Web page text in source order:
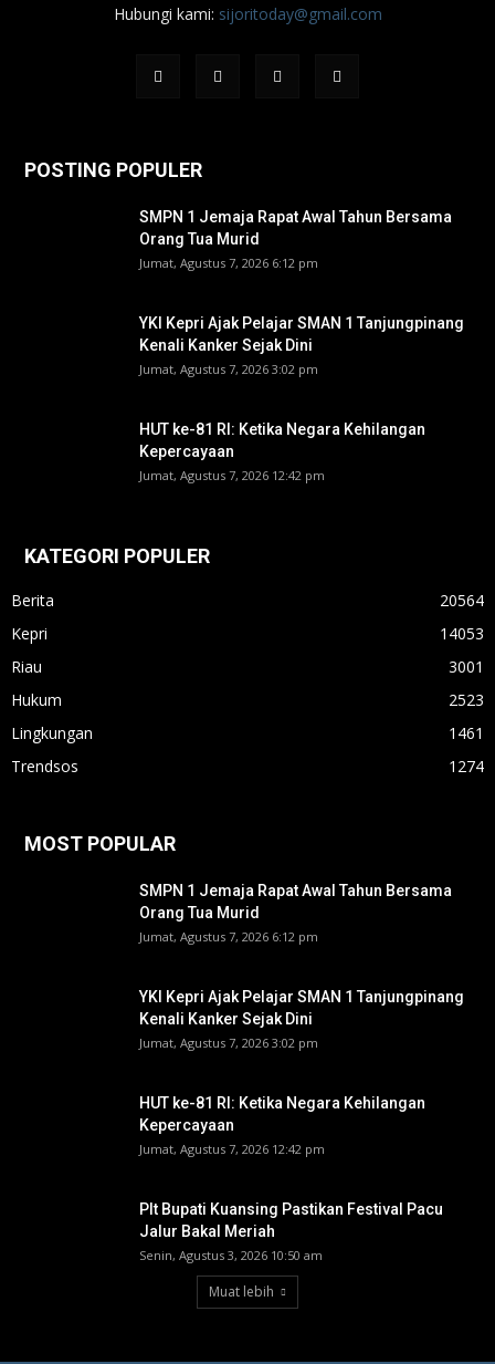
Hubungi kami: sijoritoday@gmail.com
POSTING POPULER
SMPN 1 Jemaja Rapat Awal Tahun Bersama
Orang Tua Murid ‎
Jumat, Agustus 7, 2026 6:12 pm
YKI Kepri Ajak Pelajar SMAN 1 Tanjungpinang
Kenali Kanker Sejak Dini
Jumat, Agustus 7, 2026 3:02 pm
HUT ke-81 RI: Ketika Negara Kehilangan
Kepercayaan
Jumat, Agustus 7, 2026 12:42 pm
KATEGORI POPULER
Berita
20564
Kepri
14053
Riau
3001
Hukum
2523
Lingkungan
1461
Trendsos
1274
MOST POPULAR
SMPN 1 Jemaja Rapat Awal Tahun Bersama
Orang Tua Murid ‎
Jumat, Agustus 7, 2026 6:12 pm
YKI Kepri Ajak Pelajar SMAN 1 Tanjungpinang
Kenali Kanker Sejak Dini
Jumat, Agustus 7, 2026 3:02 pm
HUT ke-81 RI: Ketika Negara Kehilangan
Kepercayaan
Jumat, Agustus 7, 2026 12:42 pm
Plt Bupati Kuansing Pastikan Festival Pacu
Jalur Bakal Meriah
Senin, Agustus 3, 2026 10:50 am
Muat lebih